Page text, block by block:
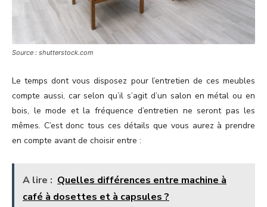
Source : shutterstock.com
Le temps dont vous disposez pour l’entretien de ces meubles
compte aussi, car selon qu’il s’agit d’un salon en métal ou en
bois, le mode et la fréquence d’entretien ne seront pas les
mêmes. C’est donc tous ces détails que vous aurez à prendre
en compte avant de choisir entre :
A lire : Quelles différences entre machine à
café à dosettes et à capsules ?